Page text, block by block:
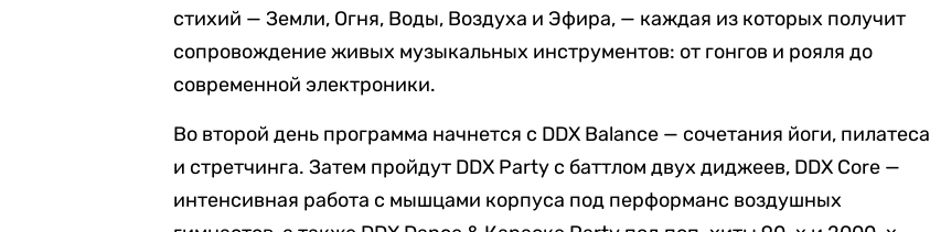
стихий — Земли, Огня, Воды, Воздуха и Эфира, — каждая из которых получит
сопровождение живых музыкальных инструментов: от гонгов и рояля до
современной электроники.
Во второй день программа начнется с DDX Balance — сочетания йоги, пилатеса
и стретчинга. Затем пройдут DDX Party с баттлом двух диджеев, DDX Core —
интенсивная работа с мышцами корпуса под перформанс воздушных